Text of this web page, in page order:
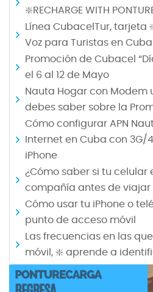
❇️RECHARGE WITH
Línea CubacelTur, tarjeta
Voz para Turistas en
Promoción de Cubacel
el 6 al 12 de Mayo
Nauta Hogar con Modem
debes saber sobre la
Cómo configurar APN
Internet en Cuba con 3G/
iPhone
¿Cómo saber si tu
compañía antes de viajar
Cómo usar tu iPhone o
punto de acceso móvil
Las frecuencias en las
móvil, ❇️ aprende a